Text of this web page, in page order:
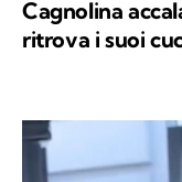
Cagnolina
ritrova i suoi